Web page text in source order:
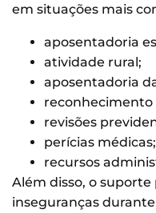
em situações mais
aposentadoria
atividade rural;
aposentadoria
reconhecimento
revisões
perícias médicas;
recursos
Além disso, o
inseguranças